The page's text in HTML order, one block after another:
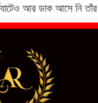
আর ডাক আসে নি